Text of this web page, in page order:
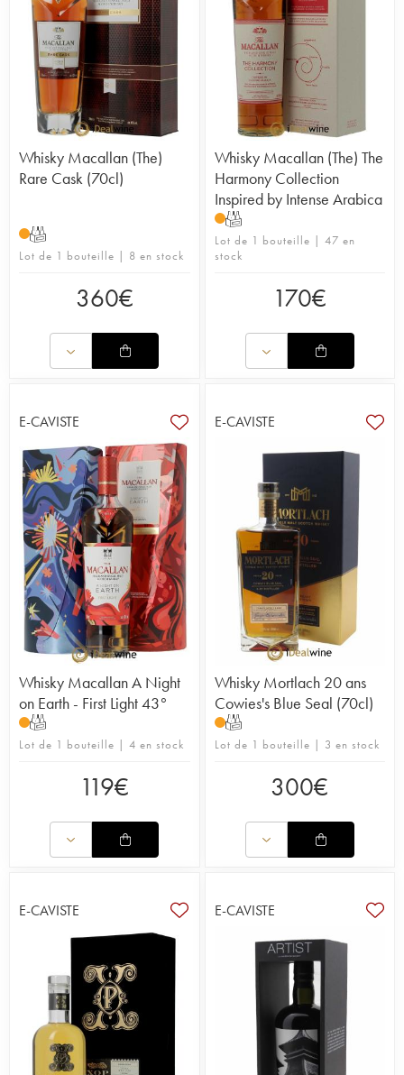
Whisky Macallan (The)
Rare Cask (70cl)
T
Lot de 1 bouteille | 8 en stock
360€
Whisky Macallan (The) The
Harmony Collection
Inspired by Intense Arabica
T
Lot de 1 bouteille | 47 en
stock
170€
E-CAVISTE
Whisky Macallan A Night
on Earth - First Light 43°
T
Lot de 1 bouteille | 4 en stock
119€
E-CAVISTE
Whisky Mortlach 20 ans
Cowies's Blue Seal (70cl)
T
Lot de 1 bouteille | 3 en stock
300€
E-CAVISTE E-CAVISTE